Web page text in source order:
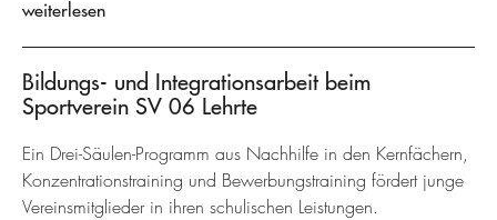
weiterlesen
Bildungs- und Integrationsarbeit beim
Sportverein SV 06 Lehrte
Ein Drei-Säulen-Programm aus Nachhilfe in den Kernfächern,
Konzentrationstraining und Bewerbungstraining fördert junge
Vereinsmitglieder in ihren schulischen Leistungen.